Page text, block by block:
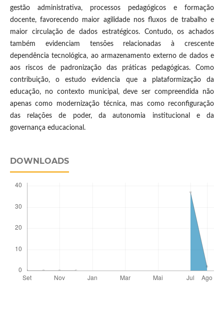
gestão administrativa, processos pedagógicos e formação
docente, favorecendo maior agilidade nos fluxos de trabalho e
maior circulação de dados estratégicos. Contudo, os achados
também evidenciam tensões relacionadas à crescente
dependência tecnológica, ao armazenamento externo de dados e
aos riscos de padronização das práticas pedagógicas. Como
contribuição, o estudo evidencia que a plataformização da
educação, no contexto municipal, deve ser compreendida não
apenas como modernização técnica, mas como reconfiguração
das relações de poder, da autonomia institucional e da
governança educacional.
DOWNLOADS